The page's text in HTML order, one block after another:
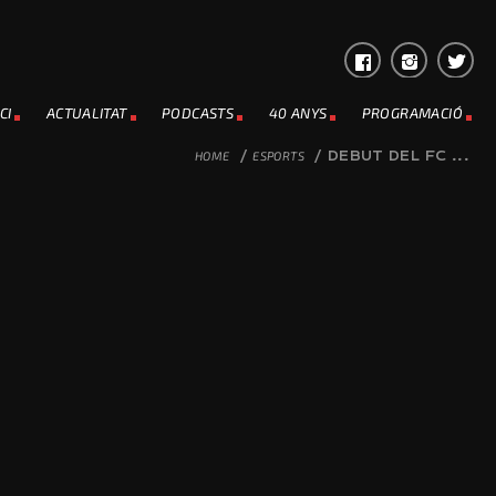
ACTUALITAT PODCASTS 40 ANYS PROGRAMACIÓ
HOME / ESPORTS / DEBUT DEL FC ...